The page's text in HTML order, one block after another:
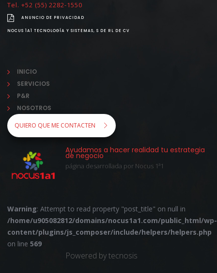
Tel. +52 (55) 2282-1550
ANUNCIO DE PRIVACIDAD
NOCUS 1A1 TECNOLOGÍA Y SISTEMAS, S DE RL DE CV
INICIO
SERVICIOS
P&R
NOSOTROS
QUIERO QUE ME CONTACTEN
Ayudamos a hacer realidad tu estrategia
de negocio
página desarrollada por Nocus 1ª1
Warning: Attempt to read property "post_title" on null in
/home/u905082812/domains/nocus1a1.com/public_html/wp-
content/plugins/js_composer/include/helpers/helpers.php
on line 569
Powered by tecnosis